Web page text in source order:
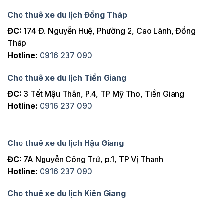
Cho thuê xe du lịch Đồng Tháp
ĐC: 174 Đ. Nguyễn Huệ, Phường 2, Cao Lãnh, Đồng
Tháp
Hotline: 0916 237 090
Cho thuê xe du lịch Tiền Giang
ĐC: 3 Tết Mậu Thân, P.4, TP Mỹ Tho, Tiền Giang
Hotline: 0916 237 090
Cho thuê xe du lịch Hậu Giang
ĐC: 7A Nguyễn Công Trứ, p.1, TP Vị Thanh
Hotline: 0916 237 090
Cho thuê xe du lịch Kiên Giang